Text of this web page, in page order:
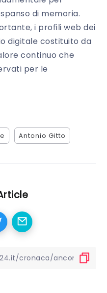
di memoria.
i profili web dei
digitale costituito da
continuo che
per le
Antonio Gitto